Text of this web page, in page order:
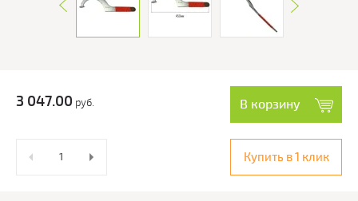
3 047.00 руб. В корзину
Купить в 1 клик